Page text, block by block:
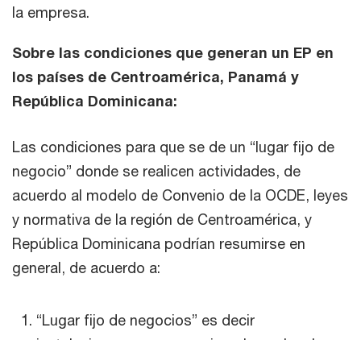
la empresa.
Sobre las condiciones que generan un EP en
los países de Centroamérica, Panamá y
República Dominicana:
Las condiciones para que se de un “lugar fijo de
negocio” donde se realicen actividades, de
acuerdo al modelo de Convenio de la OCDE, leyes
y normativa de la región de Centroamérica, y
República Dominicana podrían resumirse en
general, de acuerdo a:
“Lugar fijo de negocios” es decir